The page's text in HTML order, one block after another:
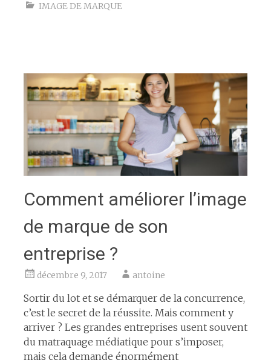
IMAGE DE MARQUE
Comment améliorer l’image
de marque de son
entreprise ?
décembre 9, 2017 antoine
Sortir du lot et se démarquer de la concurrence,
c’est le secret de la réussite. Mais comment y
arriver ? Les grandes entreprises usent souvent
du matraquage médiatique pour s’imposer,
mais cela demande énormément